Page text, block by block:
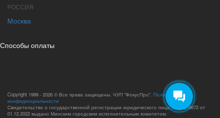
РОССИЯ
Москва
Способы оплаты
Copyright 1999 - 2026 © Все права защищены. ЧУП "ФокусПро". Политика
конфиденциальности
Свидетельство о государственной регистрации юридического лица №193659672 от
01.12.2022 выдано Минским городским исполнительным комитетом.